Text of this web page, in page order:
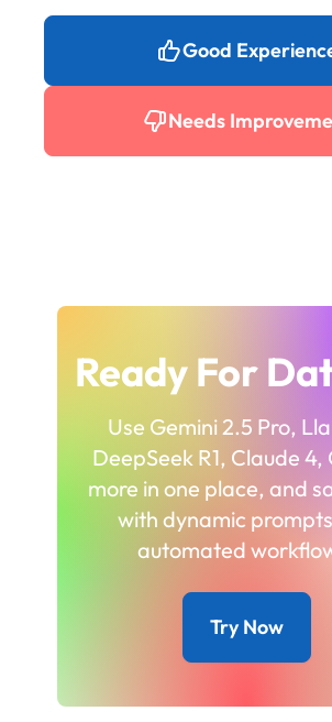
Good
Needs
Ready For
Use Gemini 2.5 Pro,
DeepSeek R1, Claude 4,
more in one place, and
with dynamic
automated
Try Now